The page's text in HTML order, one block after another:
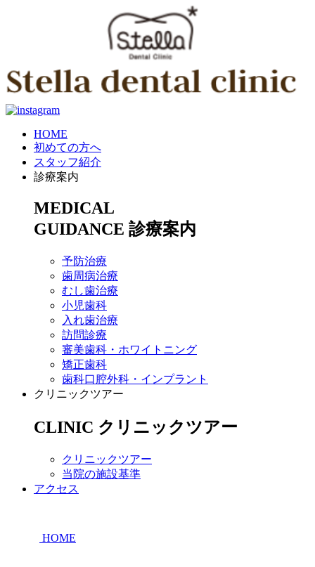
HOME
初めての方へ
スタッフ紹介
診療案内
MEDICAL
GUIDANCE 診療案内
予防治療
歯周病治療
むし歯治療
小児歯科
入れ歯治療
訪問診療
審美歯科・ホワイトニング
矯正歯科
歯科口腔外科・インプラント
クリニックツアー
CLINIC クリニックツアー
クリニックツアー
当院の施設基準
アクセス
HOME